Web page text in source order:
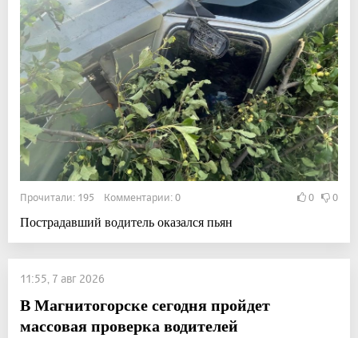
Прочитали: 195 Комментарии: 0 0 0
Пострадавший водитель оказался пьян
11:55, 7 авг 2026
В Магнитогорске сегодня пройдет
массовая проверка водителей